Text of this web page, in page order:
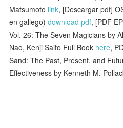
Matsumoto link, [Descargar pdf]
en gallego)download pdf, [PDF
Vol. 26: The Seven Magicians by
Nao, Kenji Saito Full Book here,
Sand: The Past, Present, and
Effectiveness by Kenneth M.